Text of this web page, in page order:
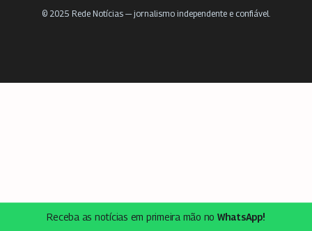
Receba as notícias em primeira mão no WhatsApp!
© 2025 Rede Notícias — jornalismo independente e confiável.